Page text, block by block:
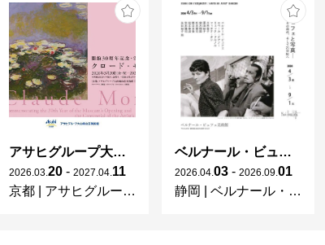
アサヒグループ大山崎山荘美術館 開館30周年記念展「没後100年 クロード・モネ」
2026 03 20 - 2027 04 11
京都
アサヒグループ大山崎山荘美術館
ベルナール・ビュフェと写真 ーカメラがとらえたビュフェとその時代、そして21 世紀へ
2026 04 03 - 2026 09 01
静岡
ベルナール・ビュフェ美術館